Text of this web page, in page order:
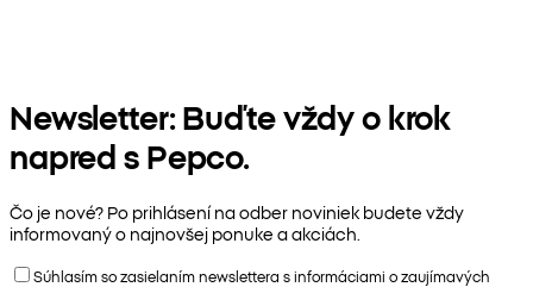
Newsletter: Buďte vždy o krok
napred s Pepco.
Čo je nové? Po prihlásení na odber noviniek budete vždy
informovaný o najnovšej ponuke a akciách.
Súhlasím so zasielaním newslettera s informáciami o zaujímavých